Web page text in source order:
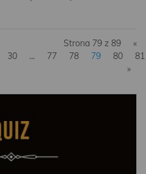
Strona 79 z 89
«
30 ... 77 78 79 80
81
»